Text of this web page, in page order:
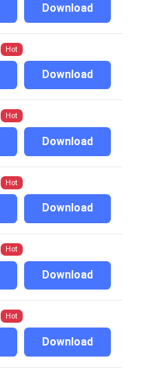
Download
Hot
Download
Hot
Download
Hot
Download
Hot
Download
Hot
Download